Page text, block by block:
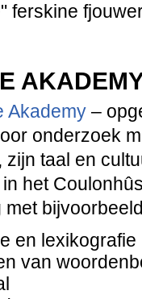
ferskine
Akademy –
onderzoek
zijn taal en
het
met
en lexikografie
van